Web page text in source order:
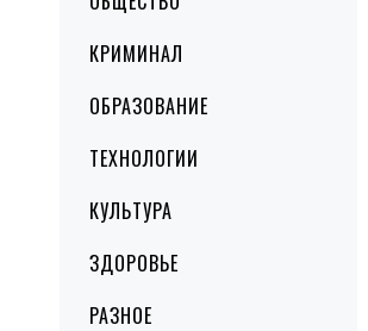
КРИМИНАЛ
ОБРАЗОВАНИЕ
ТЕХНОЛОГИИ
КУЛЬТУРА
ЗДОРОВЬЕ
РАЗНОЕ